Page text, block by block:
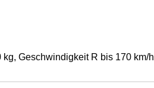
kg, Geschwindigkeit R bis 170 km/h